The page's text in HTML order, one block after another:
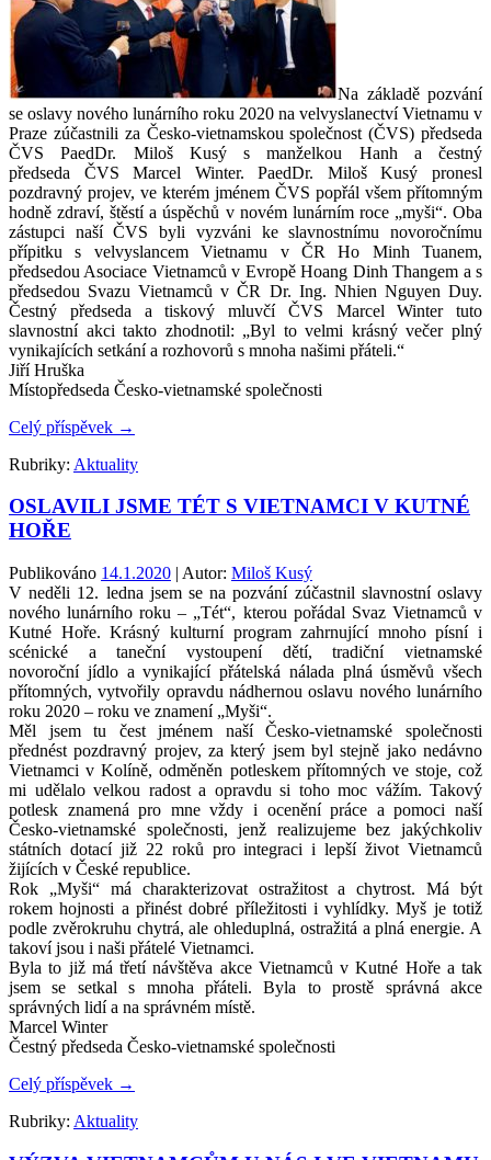
Na základě pozvání
se oslavy nového lunárního roku 2020 na velvyslanectví Vietnamu v
Praze zúčastnili za Česko-vietnamskou společnost (ČVS) předseda
ČVS PaedDr. Miloš Kusý s manželkou Hanh a čestný
předseda ČVS Marcel Winter. PaedDr. Miloš Kusý pronesl
pozdravný projev, ve kterém jménem ČVS popřál všem přítomným
hodně zdraví, štěstí a úspěchů v novém lunárním roce „myši“. Oba
zástupci naší ČVS byli vyzváni ke slavnostnímu novoročnímu
přípitku s velvyslancem Vietnamu v ČR Ho Minh Tuanem,
předsedou Asociace Vietnamců v Evropě Hoang Dinh Thangem a s
předsedou Svazu Vietnamců v ČR Dr. Ing. Nhien Nguyen Duy.
Čestný předseda a tiskový mluvčí ČVS Marcel Winter tuto
slavnostní akci takto zhodnotil: „Byl to velmi krásný večer plný
vynikajících setkání a rozhovorů s mnoha našimi přáteli.“
Jiří Hruška
Místopředseda Česko-vietnamské společnosti
Celý příspěvek →
Rubriky: Aktuality
OSLAVILI JSME TÉT S VIETNAMCI V KUTNÉ
HOŘE
Publikováno 14.1.2020 | Autor: Miloš Kusý
V neděli 12. ledna jsem se na pozvání zúčastnil slavnostní oslavy
nového lunárního roku – „Tét“, kterou pořádal Svaz Vietnamců v
Kutné Hoře. Krásný kulturní program zahrnující mnoho písní i
scénické a taneční vystoupení dětí, tradiční vietnamské
novoroční jídlo a vynikající přátelská nálada plná úsměvů všech
přítomných, vytvořily opravdu nádhernou oslavu nového lunárního
roku 2020 – roku ve znamení „Myši“.
Měl jsem tu čest jménem naší Česko-vietnamské společnosti
přednést pozdravný projev, za který jsem byl stejně jako nedávno
Vietnamci v Kolíně, odměněn potleskem přítomných ve stoje, což
mi udělalo velkou radost a opravdu si toho moc vážím. Takový
potlesk znamená pro mne vždy i ocenění práce a pomoci naší
Česko-vietnamské společnosti, jenž realizujeme bez jakýchkoliv
státních dotací již 22 roků pro integraci i lepší život Vietnamců
žijících v České republice.
Rok „Myši“ má charakterizovat ostražitost a chytrost. Má být
rokem hojnosti a přinést dobré příležitosti i vyhlídky. Myš je totiž
podle zvěrokruhu chytrá, ale ohleduplná, ostražitá a plná energie. A
takoví jsou i naši přátelé Vietnamci.
Byla to již má třetí návštěva akce Vietnamců v Kutné Hoře a tak
jsem se setkal s mnoha přáteli. Byla to prostě správná akce
správných lidí a na správném místě.
Marcel Winter
Čestný předseda Česko-vietnamské společnosti
Celý příspěvek →
Rubriky: Aktuality